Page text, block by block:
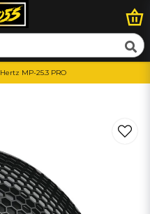
Hertz MP-25.3 PRO